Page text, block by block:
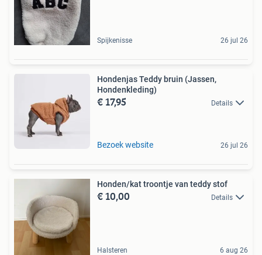
Spijkenisse 26 jul 26
Hondenjas Teddy bruin (Jassen,
Hondenkleding)
€ 17,95 Details
Bezoek website 26 jul 26
Honden/kat troontje van teddy stof
€ 10,00 Details
Halsteren 6 aug 26